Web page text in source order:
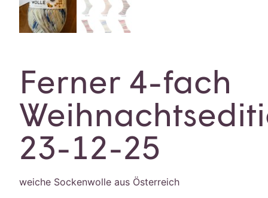
Ferner 4-fach
23-12-25
weiche Sockenwolle aus Österreich